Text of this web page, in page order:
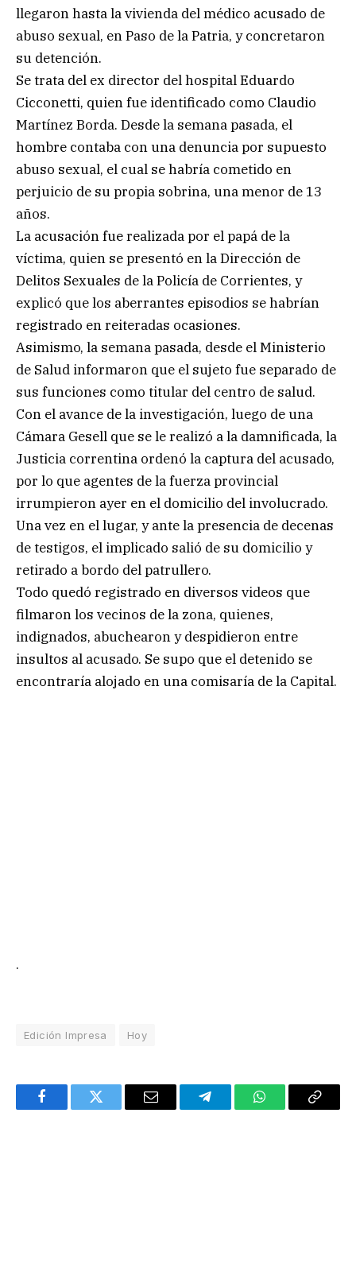
llegaron hasta la vivienda del médico acusado de
abuso sexual, en Paso de la Patria, y concretaron
su detención.
Se trata del ex director del hospital Eduardo
Cicconetti, quien fue identificado como Claudio
Martínez Borda. Desde la semana pasada, el
hombre contaba con una denuncia por supuesto
abuso sexual, el cual se habría cometido en
perjuicio de su propia sobrina, una menor de 13
años.
La acusación fue realizada por el papá de la
víctima, quien se presentó en la Dirección de
Delitos Sexuales de la Policía de Corrientes, y
explicó que los aberrantes episodios se habrían
registrado en reiteradas ocasiones.
Asimismo, la semana pasada, desde el Ministerio
de Salud informaron que el sujeto fue separado de
sus funciones como titular del centro de salud.
Con el avance de la investigación, luego de una
Cámara Gesell que se le realizó a la damnificada, la
Justicia correntina ordenó la captura del acusado,
por lo que agentes de la fuerza provincial
irrumpieron ayer en el domicilio del involucrado.
Una vez en el lugar, y ante la presencia de decenas
de testigos, el implicado salió de su domicilio y
retirado a bordo del patrullero.
Todo quedó registrado en diversos videos que
filmaron los vecinos de la zona, quienes,
indignados, abuchearon y despidieron entre
insultos al acusado. Se supo que el detenido se
encontraría alojado en una comisaría de la Capital.
.
Edición Impresa Hoy
FacebookTwitter Email TelegramWhatsAppCopy